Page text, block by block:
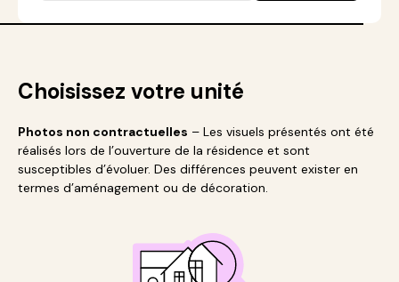
Choisissez votre unité
Photos non contractuelles – Les visuels présentés ont été
réalisés lors de l’ouverture de la résidence et sont
susceptibles d’évoluer. Des différences peuvent exister en
termes d’aménagement ou de décoration.